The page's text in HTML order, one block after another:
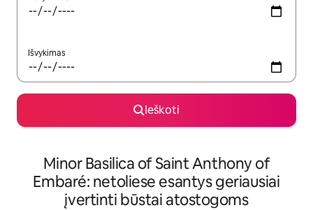
Išvykimas
Ieškoti
Minor Basilica of Saint Anthony of
Embaré: netoliese esantys geriausiai
įvertinti būstai atostogoms